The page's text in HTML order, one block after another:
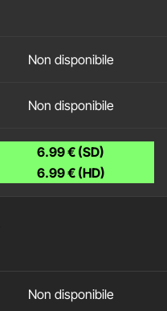
Non disponibile
Non disponibile
6.99 € (SD)
6.99 € (HD)
Non disponibile